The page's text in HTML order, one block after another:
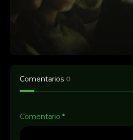
Comentarios 0
Comentario *